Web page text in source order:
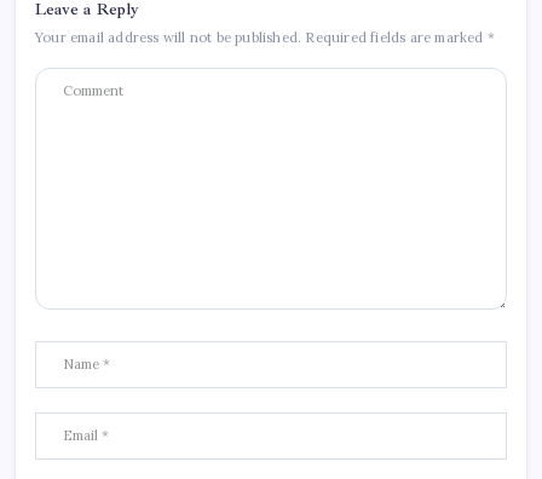
Leave a Reply
Your email address will not be published. Required fields are marked *